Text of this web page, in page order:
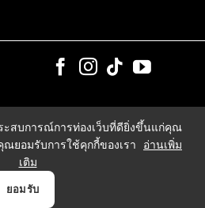
ะสบการณ์การท่องเว็บที่ดียิ่งขึ้นแก่คุณ
ยอมรับการใช้คุกกี้ของเรา
อ่านเพิ่ม
เติม
ยอมรับ